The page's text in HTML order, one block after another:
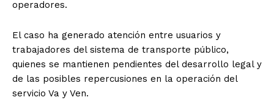
operadores.
El caso ha generado atención entre usuarios y
trabajadores del sistema de transporte público,
quienes se mantienen pendientes del desarrollo legal y
de las posibles repercusiones en la operación del
servicio Va y Ven.